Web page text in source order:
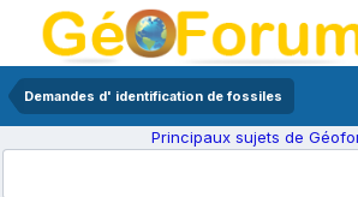
Demandes d' identification de fossiles
Principaux sujets de